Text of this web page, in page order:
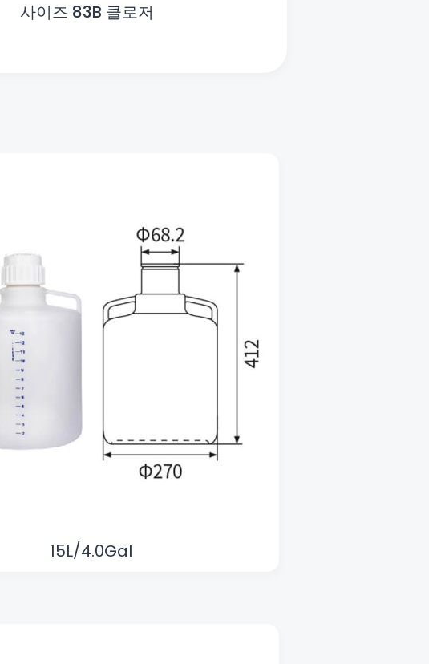
사이즈 83B 클로저
15L/4.0Gal